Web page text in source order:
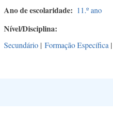
Ano de escolaridade 11.º ano
Nível/Disciplina
Secundário | Formação Específica |